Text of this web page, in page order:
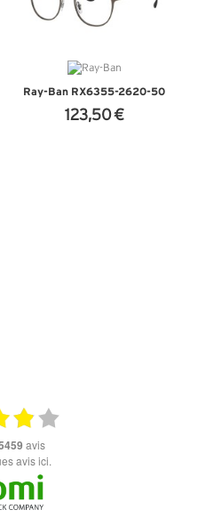
Ray-Ban RX6355-2620-50
123,50 €
avis
avis ici.